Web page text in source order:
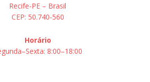
Recife-PE – Brasil
CEP: 50.740-560
Horário
8:00–18:00